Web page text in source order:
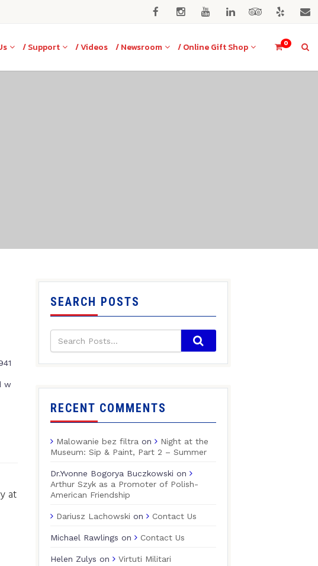
0
/ Support / Videos / Newsroom / Online Gift Shop
w
at
SEARCH POSTS
RECENT COMMENTS
Malowanie bez filtra on
Night at the
Museum: Sip & Paint, Part 2 – Summer
Dr.Yvonne Bogorya Buczkowski on
Arthur Szyk as a Promoter of Polish-
American Friendship
Dariusz Lachowski on Contact Us
Michael Rawlings on Contact Us
Helen Zulys on Virtuti Militari